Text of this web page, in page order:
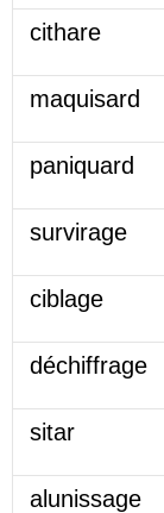
cithare
maquisard
paniquard
survirage
ciblage
déchiffrage
sitar
alunissage